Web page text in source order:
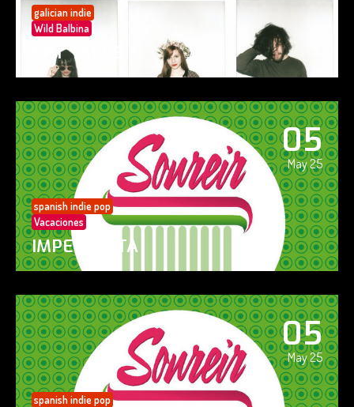
galician indie
Wild Balbina
EAT TACOS
05
May 25
spanish indie pop
Vacaciones
IMPERFECTA
05
May 25
spanish indie pop